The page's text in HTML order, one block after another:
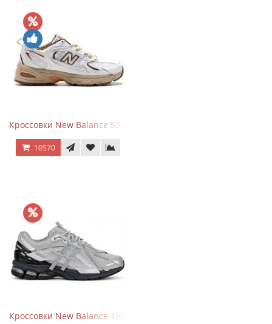
Кроссовки New Balance 530 x Niko and... Off White
10570
Кроссовки New Balance 1906 Black Silver Metallic